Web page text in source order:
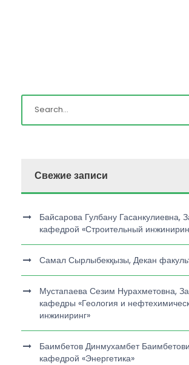
Свежие записи
Байсарова Гулбану Гасанкулиевна,
кафедрой «Строительный
Самал Сырлыбекқызы, Декан
Мустапаева Сезим Нурахметовна,
кафедры «Геология и
инжиниринг»
Баимбетов Динмухамбет
кафедрой «Энергетика»